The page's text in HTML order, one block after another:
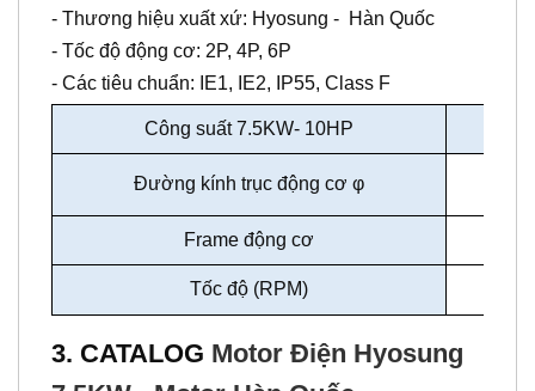
- Tốc độ động cơ: 2P, 4P, 6P
- Các tiêu chuẩn: IE1, IE2, IP55, Class F
Công suất 7.5KW- 10HP
Đường kính trục động cơφ
3. CATALOGMotor Điện Hyosung
7.5KW - Motor Hàn Quốc.